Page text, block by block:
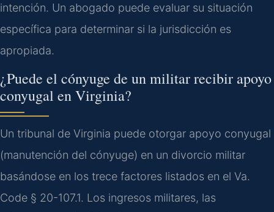
intención. Un abogado puede evaluar su situación
específica para determinar si la jurisdicción es
apropiada.
¿Puede el cónyuge de un militar recibir apoyo
conyugal en Virginia?
Un tribunal de Virginia puede otorgar apoyo conyugal
(manutención del cónyuge) en un divorcio militar
basándose en los trece factores listados en el Va.
Code § 20-107.1. Los ingresos militares, las